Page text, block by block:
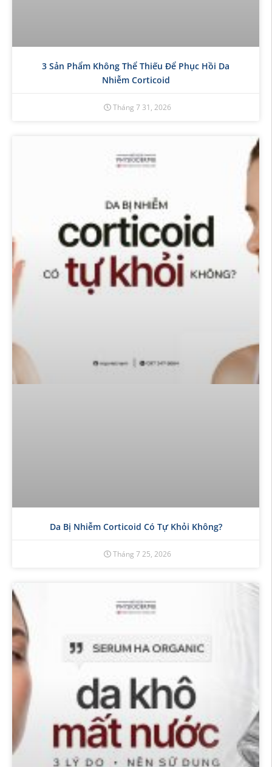
3 Sản Phẩm Không Thể Thiếu Để Phục Hồi Da
Nhiễm Corticoid
Tháng 7 31, 2026
Da Bị Nhiễm Corticoid Có Tự Khỏi Không?
Tháng 7 25, 2026